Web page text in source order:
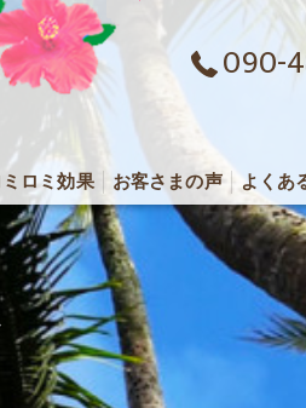
090-
ロミ効果 お客さまの声 よくあ